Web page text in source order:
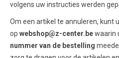
volgens uw instructies werden
Om een artikel te annuleren, kunt
op webshop@z-center.bewaarin
nummer van de bestelling